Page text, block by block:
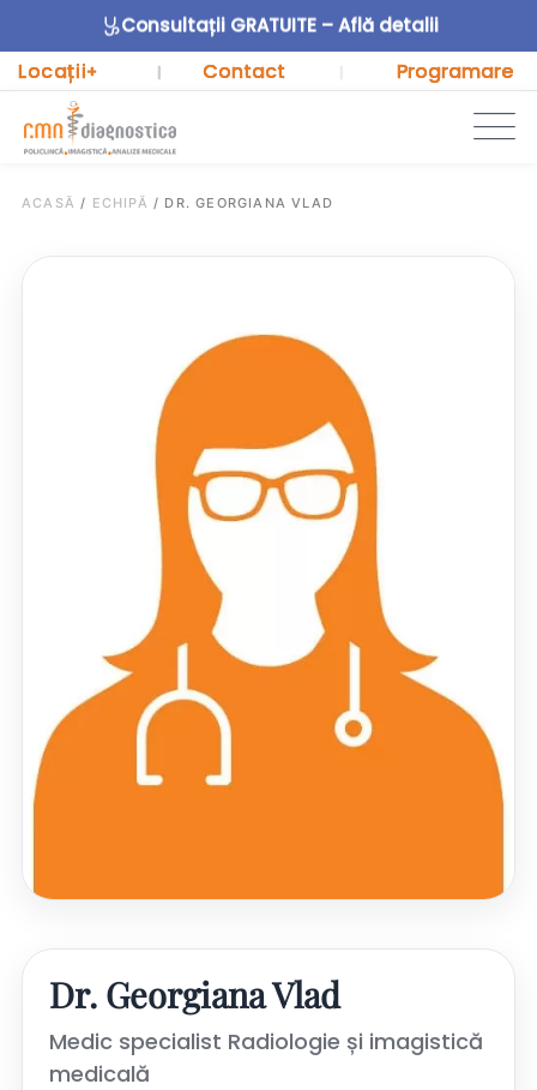
Consultații GRATUITE – Află detalii
Locații+ | Contact Programare
ACASĂ / ECHIPĂ / DR. GEORGIANA VLAD
Dr. Georgiana Vlad
Medic specialist Radiologie și imagistică
medicală